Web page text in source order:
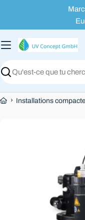
contenu
Recherche
› Installations